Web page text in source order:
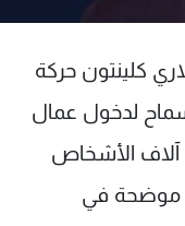
كلينتون حركة
لدخول عمال
آلاف الأشخاص
موضحة في